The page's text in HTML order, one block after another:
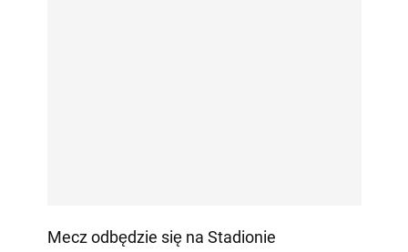
Mecz odbędzie się na Stadionie